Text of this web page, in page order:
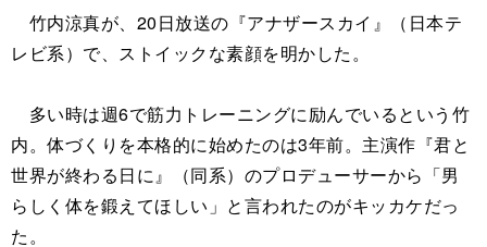
が集まった。
竹内涼真が、20日放送の『アナザースカイ』（日本テ
レビ系）で、ストイックな素顔を明かした。
多い時は週6で筋力トレーニングに励んでいるという竹
内。体づくりを本格的に始めたのは3年前。主演作『君と
世界が終わる日に』（同系）のプロデューサーから「男
らしく体を鍛えてほしい」と言われたのがキッカケだっ
た。